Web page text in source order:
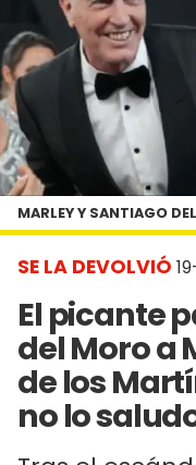
SE LA DEVOLVIÓ
El picante
del Moro a
de los
no lo
MARLEY Y SANTIAGO